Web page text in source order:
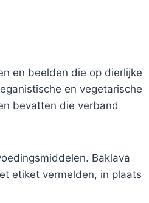
en beelden die op dierlijke
en vegetarische
bevatten die verband
Baklava
etiket vermelden, in plaats